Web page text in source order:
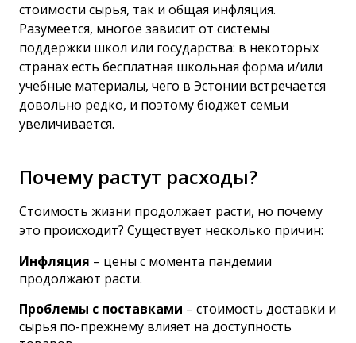
стоимости сырья, так и общая инфляция.
Разумеется, многое зависит от системы
поддержки школ или государства: в некоторых
странах есть бесплатная школьная форма и/или
учебные материалы, чего в Эстонии встречается
довольно редко, и поэтому бюджет семьи
увеличивается.
Почему растут расходы?
Стоимость жизни продолжает расти, но почему
это происходит? Существует несколько причин:
Инфляция – цены с момента пандемии
продолжают расти.
Проблемы с поставками – стоимость доставки и
сырья по-прежнему влияет на доступность